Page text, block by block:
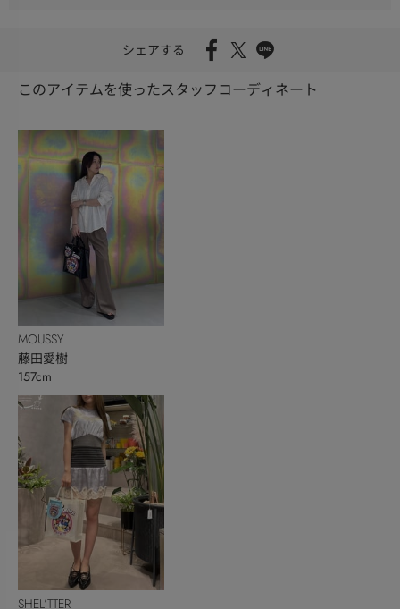
シェアする
このアイテムを使ったスタッフコーディネート
MOUSSY
藤田愛樹
157cm
SHEL’TTER